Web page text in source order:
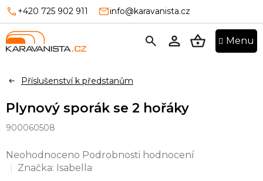
Přejít
obsah
+420 725 902 911 info@karavanista.cz
Příslušenství k předstanům
Plynový sporák se 2 hořáky
900060508
Průměrné
hodnocení
Neohodnoceno Podrobnosti hodnocení
Značka: Isabella